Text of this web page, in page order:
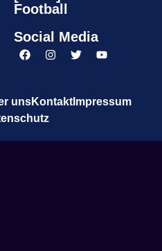
Football
Social Media
unsKontaktImpressum